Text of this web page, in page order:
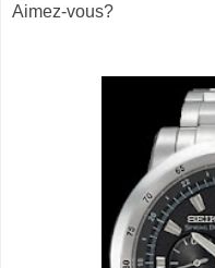
Aimez-vous?